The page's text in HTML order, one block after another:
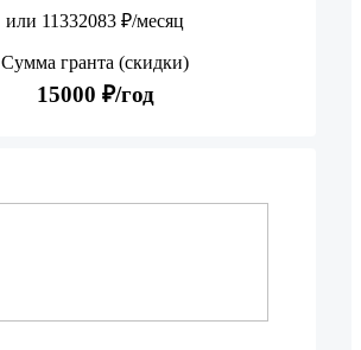
или 11332083 ₽/месяц
Сумма гранта (скидки)
15000 ₽/год